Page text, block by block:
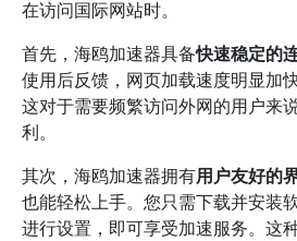
在访问国际网站时。
首先，海鸥加速器具备快速稳定的
使用后反馈，网页加载速度明显加
这对于需要频繁访问外网的用户来
利。
其次，海鸥加速器拥有用户友好的
也能轻松上手。您只需下载并安装
进行设置，即可享受加速服务。这